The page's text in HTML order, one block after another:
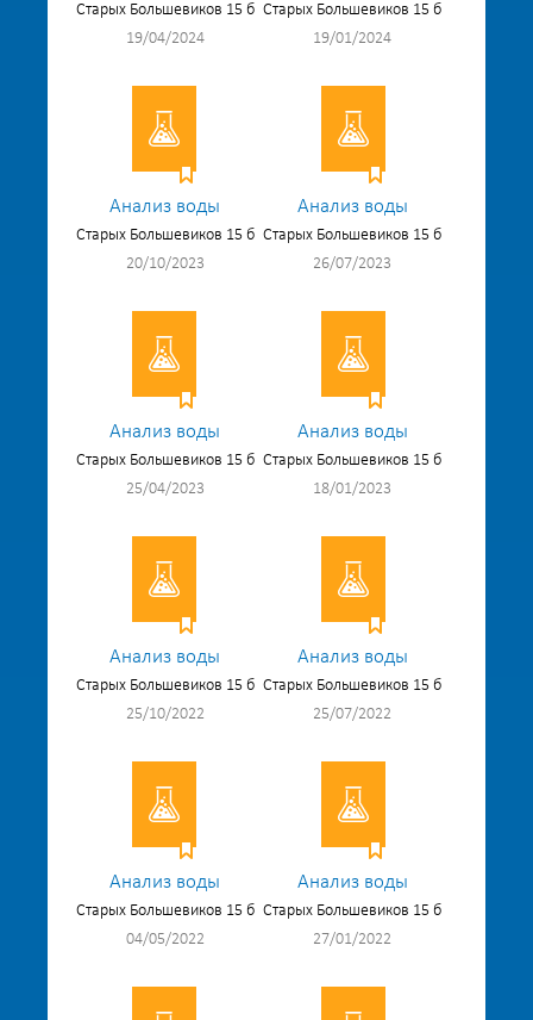
Старых Большевиков 15 б
19/04/2024
Старых Большевиков 15 б
19/01/2024
Анализ воды
Старых Большевиков 15 б
20/10/2023
Анализ воды
Старых Большевиков 15 б
26/07/2023
Анализ воды
Старых Большевиков 15 б
25/04/2023
Анализ воды
Старых Большевиков 15 б
18/01/2023
Анализ воды
Старых Большевиков 15 б
25/10/2022
Анализ воды
Старых Большевиков 15 б
25/07/2022
Анализ воды
Старых Большевиков 15 б
04/05/2022
Анализ воды
Старых Большевиков 15 б
27/01/2022